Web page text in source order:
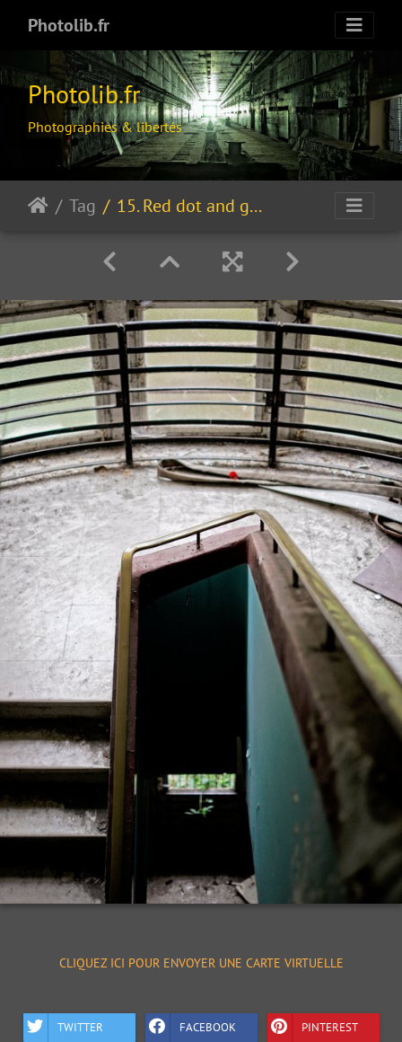
Photolib.fr
Photolib.fr
Photographies & libertés
Tag 15. Red dot and green vanishing
CLIQUEZ ICI POUR ENVOYER UNE CARTE VIRTUELLE
TWITTER FACEBOOK PINTEREST